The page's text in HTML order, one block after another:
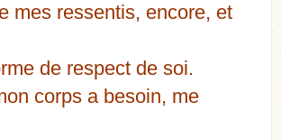
mes ressentis, encore, et
de respect de soi.
corps a besoin, me